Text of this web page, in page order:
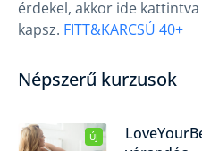
érdekel, akkor ide
kapsz. FITT&KARCSÚ 40+
Népszerű kurzusok
ÚJ